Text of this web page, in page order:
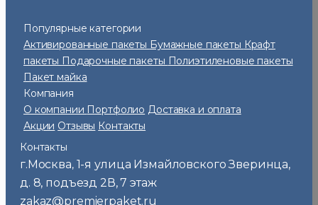
Популярные категории
Активированные пакеты Бумажные пакеты Крафт
пакеты Подарочные пакеты Полиэтиленовые пакеты
Пакет майка
Компания
О компании Портфолио Доставка и оплата
Акции Отзывы Контакты
Контакты
г.Москва, 1-я улица Измайловского Зверинца,
д. 8, подъезд 2В, 7 этаж
zakaz@premierpaket.ru